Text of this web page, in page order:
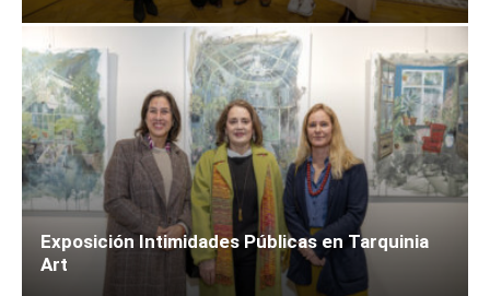
Exposición Intimidades Públicas en Tarquinia
Art